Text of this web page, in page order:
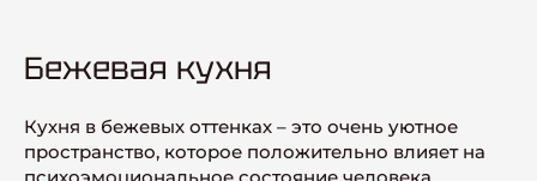
Бежевая кухня
Кухня в бежевых оттенках – это очень уютное
пространство, которое положительно влияет на